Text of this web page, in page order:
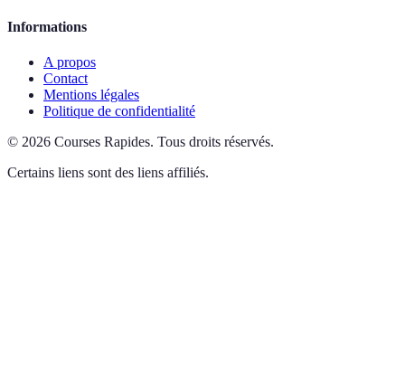
Informations
A propos
Contact
Mentions légales
Politique de confidentialité
© 2026 Courses Rapides. Tous droits réservés.
Certains liens sont des liens affiliés.